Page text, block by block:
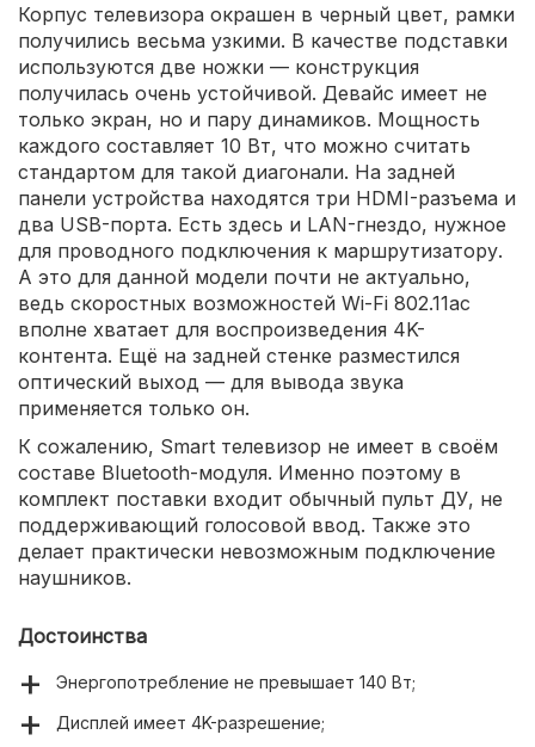
Корпус телевизора окрашен в черный цвет, рамки
получились весьма узкими. В качестве подставки
используются две ножки — конструкция
получилась очень устойчивой. Девайс имеет не
только экран, но и пару динамиков. Мощность
каждого составляет 10 Вт, что можно считать
стандартом для такой диагонали. На задней
панели устройства находятся три HDMI-разъема и
два USB-порта. Есть здесь и LAN-гнездо, нужное
для проводного подключения к маршрутизатору.
А это для данной модели почти не актуально,
ведь скоростных возможностей Wi-Fi 802.11ac
вполне хватает для воспроизведения 4K-
контента. Ещё на задней стенке разместился
оптический выход — для вывода звука
применяется только он.
К сожалению, Smart телевизор не имеет в своём
составе Bluetooth-модуля. Именно поэтому в
комплект поставки входит обычный пульт ДУ, не
поддерживающий голосовой ввод. Также это
делает практически невозможным подключение
наушников.
Достоинства
Энергопотребление не превышает 140 Вт;
Дисплей имеет 4K-разрешение;